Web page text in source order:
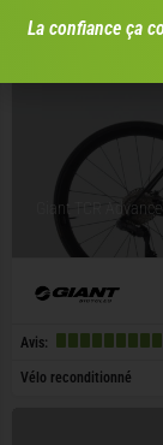
Giant TCR
Avis:
Vélo reconditionné
La confiance ça